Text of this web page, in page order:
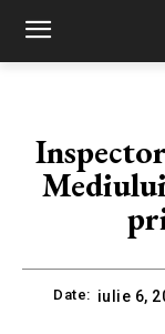
Date: iulie 6,